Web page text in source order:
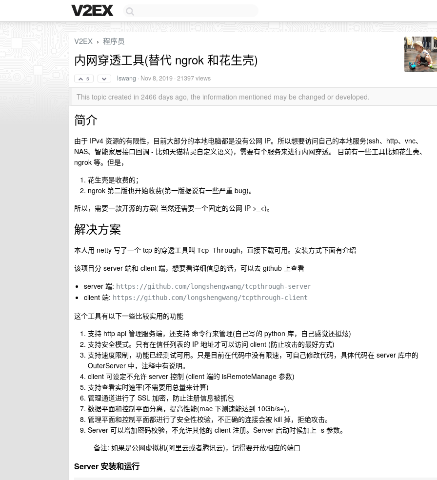
V2EX › 程序员
内网穿透工具(替代 ngrok 和花生壳)
5 lswang · Nov 8, 2019 · 21397 views
This topic created in 2466 days ago, the information mentioned may be changed or developed.
简介
由于 IPv4 资源的有限性，目前大部分的本地电脑都是没有公网 IP。所以想要访问自己的本地服务(ssh、http、vnc、
NAS、智能家居接口回调 - 比如天猫精灵自定义语义)，需要有个服务来进行内网穿透。 目前有一些工具比如花生壳、
ngrok 等。但是，
花生壳是收费的；
ngrok 第二版也开始收费(第一版据说有一些严重 bug)。
所以，需要一款开源的方案( 当然还需要一个固定的公网 IP >_<)。
解决方案
本人用 netty 写了一个 tcp 的穿透工具叫 Tcp Through，直接下载可用。安装方式下面有介绍
该项目分 server 端和 client 端，想要看详细信息的话，可以去 github 上查看
server 端: https://github.com/longshengwang/tcpthrough-server
client 端: https://github.com/longshengwang/tcpthrough-client
这个工具有以下一些比较实用的功能
支持 http api 管理服务端，还支持 命令行来管理(自己写的 python 库，自己感觉还挺炫)
支持安全模式。只有在信任列表的 IP 地址才可以访问 client (防止攻击的最好方式)
支持速度限制，功能已经测试可用。只是目前在代码中没有限速，可自己修改代码，具体代码在 server 库中的
OuterServer 中，注释中有说明。
client 可设定不允许 server 控制 (client 端的 isRemoteManage 参数)
支持查看实时速率(不需要用总量来计算)
管理通道进行了 SSL 加密，防止注册信息被抓包
数据平面和控制平面分离，提高性能(mac 下测速能达到 10Gb/s+)。
管理平面和控制平面都进行了安全性校验，不正确的连接会被 kill 掉，拒绝攻击。
Server 可以增加密码校验，不允许其他的 client 注册。Server 启动时候加上 -s 参数。
备注: 如果是公网虚拟机(阿里云或者腾讯云)，记得要开放相应的端口
Server 安装和运行